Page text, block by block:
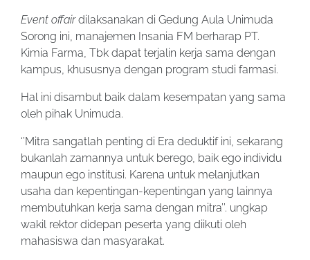
Event offairdilaksanakan di Gedung Aula Unimuda
Sorong ini, manajemen Insania FM berharap PT.
Kimia Farma, Tbk dapat terjalin kerja sama dengan
kampus, khususnya dengan program studi farmasi.
Hal ini disambut baik dalam kesempatan yang sama
oleh pihak Unimuda.
‘’Mitra sangatlah penting di Era deduktif ini, sekarang
bukanlah zamannya untuk berego, baik ego individu
maupun ego institusi. Karena untuk melanjutkan
usaha dan kepentingan-kepentingan yang lainnya
membutuhkan kerja sama dengan mitra’’. ungkap
wakil rektor didepan peserta yang diikuti oleh
mahasiswa dan masyarakat.